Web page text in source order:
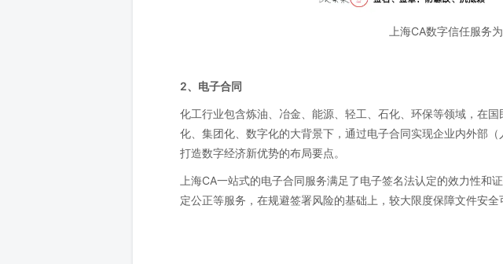
上海CA数字信任服务
2、电子合同
化工行业包含炼油、冶金、能源、轻工、石化、环保等领域，在
化、集团化、数字化的大背景下，通过电子合同实现企业内外部
打造数字经济新优势的布局要点。
上海CA一站式的电子合同服务满足了电子签名法认定的效力性
定公正等服务，在规避签署风险的基础上，较大限度保障文件安全